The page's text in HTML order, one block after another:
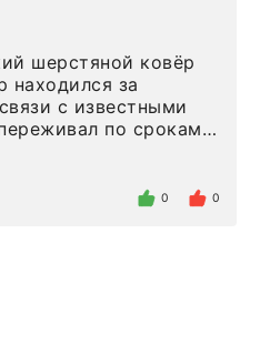
шерстяной ковёр
находился за
с известными
по срокам.
ровно в
время, без
0 0